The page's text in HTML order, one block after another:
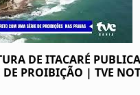
DE ITACARÉ
DE PROIBIÇÃO | TVE